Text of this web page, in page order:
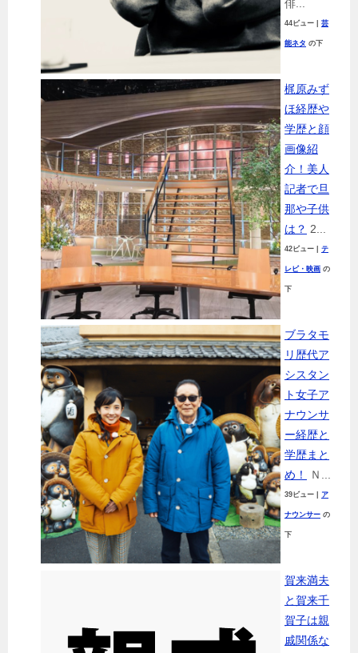
俳...
44ビュー 芸
能ネタ の下
梶原みず
ほ経歴や
学歴と顔
画像紹
介！美人
記者で旦
那や子供
は？ 2...
42ビュー テ
レビ・映画 の
下
ブラタモ
リ歴代ア
シスタン
ト女子ア
ナウンサ
ー経歴と
学歴まと
め！
Ｎ...
39ビュー ア
ナウンサー の
下
賀来満夫
と賀来千
賀子は親
戚関係な